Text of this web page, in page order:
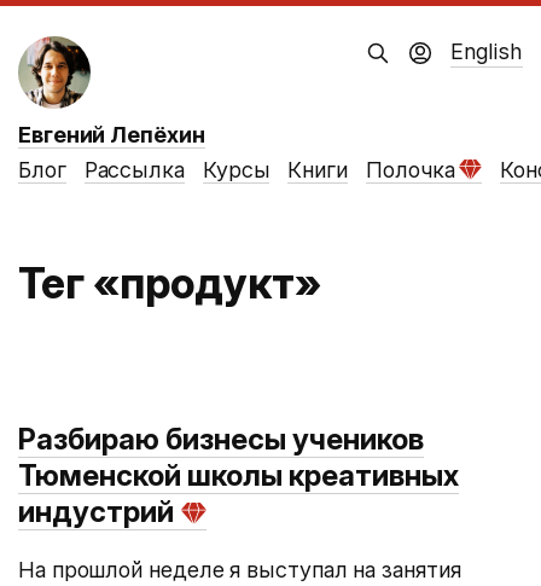
Евгений Лепёхин
Блог
Рассылка Курсы Книги Полочка
English
Тег «продукт»
Разбираю бизнесы учеников
Тюменской школы креативных
индустрий
На прошлой неделе я выступал на занятия